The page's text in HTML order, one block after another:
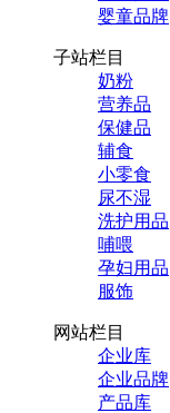
婴童品牌
子站栏目
奶粉
营养品
保健品
辅食
小零食
尿不湿
洗护用品
哺喂
孕妇用品
服饰
网站栏目
企业库
企业品牌
产品库